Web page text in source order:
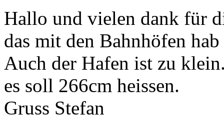
Hallo und vielen dank für
das mit den Bahnhöfen
Auch der Hafen ist zu
es soll 266cm heissen.
Gruss Stefan